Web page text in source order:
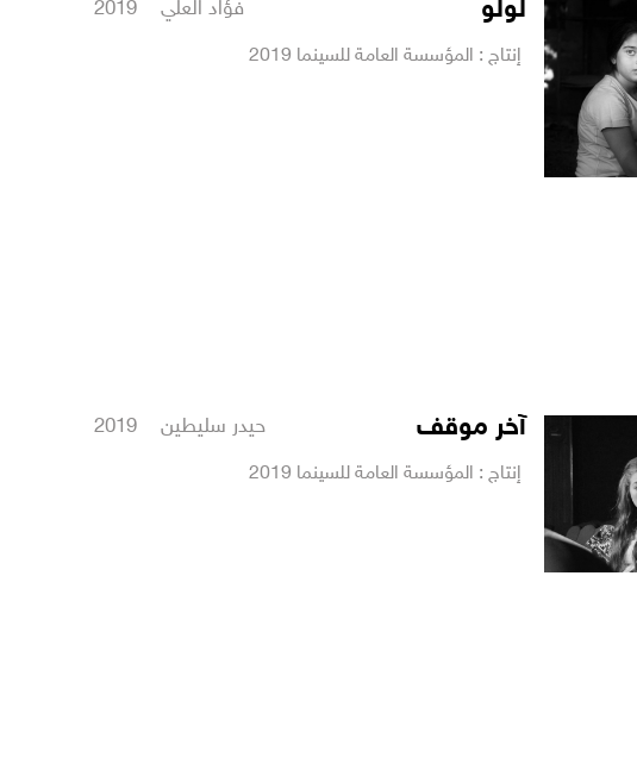
لولو فؤاد العلي 2019
إنتاج : المؤسسة العامة للسينما 2019
آخر موقف حيدر سليطين 2019
إنتاج : المؤسسة العامة للسينما 2019